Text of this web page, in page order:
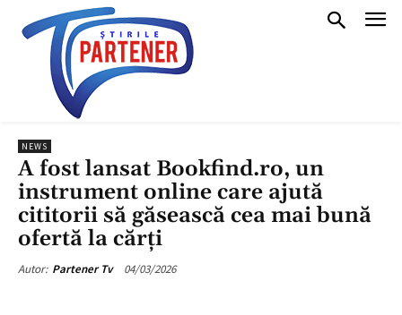
NEWS
A fost lansat Bookfind.ro, un
instrument online care ajută
cititorii să găsească cea mai bună
ofertă la cărți
Autor: Partener Tv 04/03/2026